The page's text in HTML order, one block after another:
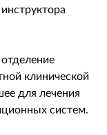
клинической
для лечения
систем.